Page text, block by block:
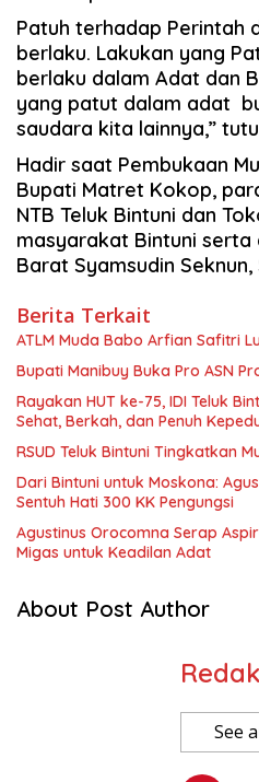
Patuh terhadap Perintah
berlaku. Lakukan yang
berlaku dalam Adat dan
yang patut dalam adat
saudara kita lainnya,”
Hadir saat Pembukaan
Bupati Matret Kokop,
NTB Teluk Bintuni dan
masyarakat Bintuni serta
Barat Syamsudin Seknun,
Berita Terkait
ATLM Muda Babo Arfian Safitri
Bupati Manibuy Buka Pro ASN
Rayakan HUT ke-75, IDI Teluk
Sehat, Berkah, dan Penuh
RSUD Teluk Bintuni Tingkatkan
Dari Bintuni untuk Moskona:
Sentuh Hati 300 KK Pengungsi
Agustinus Orocomna Serap
Migas untuk Keadilan Adat
About Post Author
See